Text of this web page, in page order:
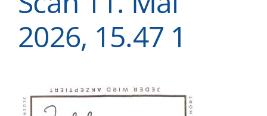
2026, 15.47 1